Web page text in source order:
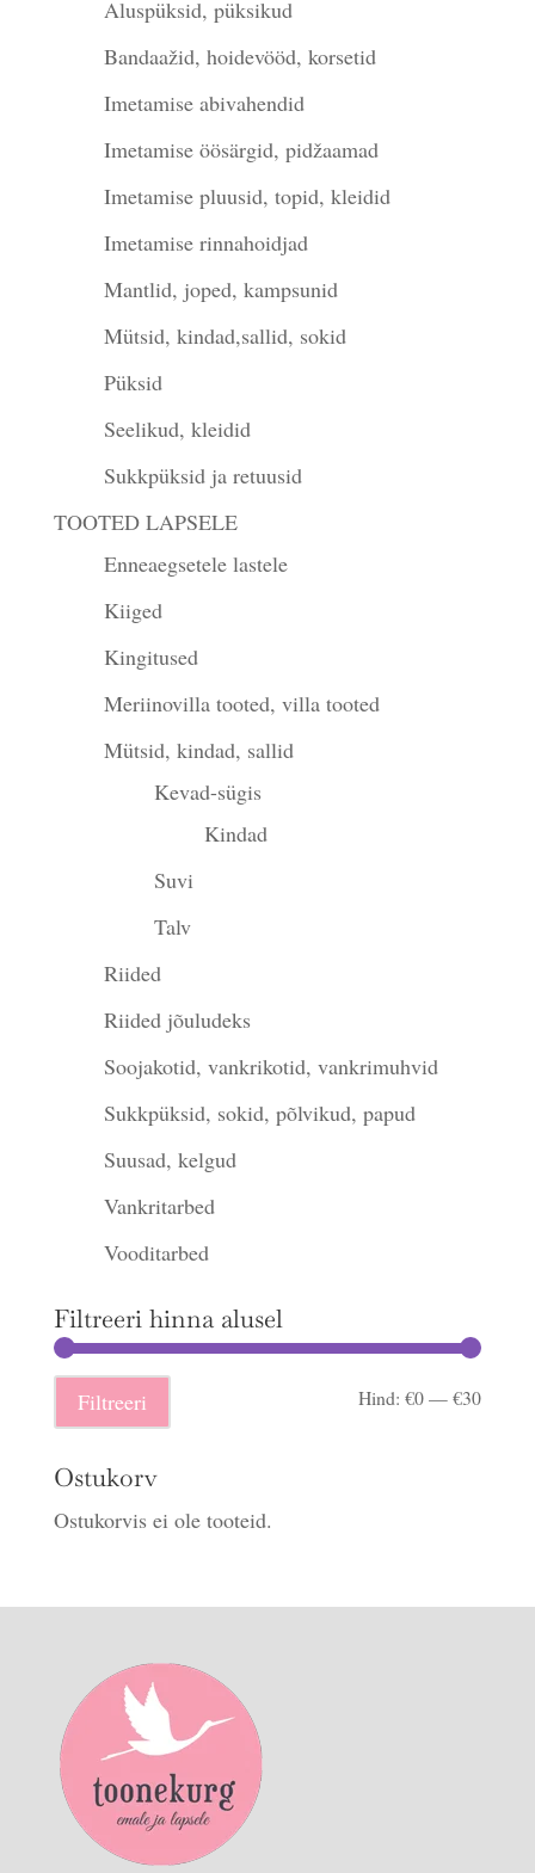
Aluspüksid, püksikud
Bandaažid, hoidevööd, korsetid
Imetamise abivahendid
Imetamise öösärgid, pidžaamad
Imetamise pluusid, topid, kleidid
Imetamise rinnahoidjad
Mantlid, joped, kampsunid
Mütsid, kindad,sallid, sokid
Püksid
Seelikud, kleidid
Sukkpüksid ja retuusid
TOOTED LAPSELE
Enneaegsetele lastele
Kiiged
Kingitused
Meriinovilla tooted, villa tooted
Mütsid, kindad, sallid
Kevad-sügis
Kindad
Suvi
Talv
Riided
Riided jõuludeks
Soojakotid, vankrikotid, vankrimuhvid
Sukkpüksid, sokid, põlvikud, papud
Suusad, kelgud
Vankritarbed
Vooditarbed
Filtreeri hinna alusel
Filtreeri Hind:€0—€30
Ostukorv
Ostukorvis ei ole tooteid.